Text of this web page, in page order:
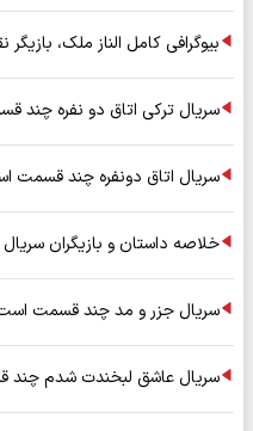
بیوگرافی کامل الناز ملک،
سریال ترکی اتاق دو نفره چند
سریال اتاق دونفره چند قسمت
خلاصه داستان و بازیگران
سریال جزر و مد چند قسمت
سریال عاشق لبخندت شدم چند